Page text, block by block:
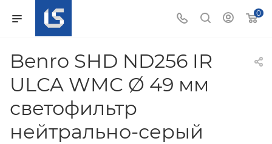
0
Benro SHD ND256 IR
ULCA WMC Ø 49 мм
светофильтр
нейтрально-серый